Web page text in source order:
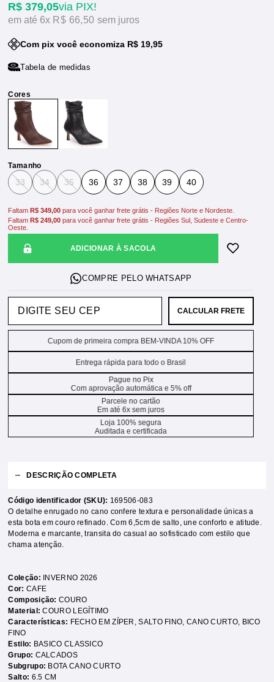
R$ 379,05via PIX!
6x R$ 66,50sem juros
Com pix você economiza R$ 19,95
Tabela de medidas
Tamanho
33 34 35 36 37 38 39 40
ADICIONAR À SACOLA
FaltamR$ 349,00 para você ganhar frete grátis - Regiões Norte e Nordeste.
FaltamR$ 249,00 para você ganhar frete grátis - Regiões Sul, Sudeste e Centro-
Oeste.
CALCULAR FRETE
Cupom de primeira compra BEM-VINDA 10% OFF
Entrega rápida para todo o Brasil
Pague no Pix
Com aprovação automática e 5% off
Parcele no cartão
Em até 6x sem juros
Loja 100% segura
Auditada e certificada
DESCRIÇÃO COMPLETA
Código identificador (SKU): 169506-083
O detalhe enrugado no cano confere textura e personalidade únicas a
esta bota em couro refinado. Com 6,5cm de salto, une conforto e atitude.
Moderna e marcante, transita do casual ao sofisticado com estilo que
chama atenção.
Coleção:
INVERNO 2026
Cor: CAFE
Composição:COURO
Material:COURO LEGÍTIMO
Características: FECHO EM ZÍPER ,SALTO FINO, CANO CURTO, BICO
FINO
Estilo: BASICO CLASSICO
Grupo: CALCADOS
Subgrupo: BOTA CANO CURTO
Salto: 6.5 CM